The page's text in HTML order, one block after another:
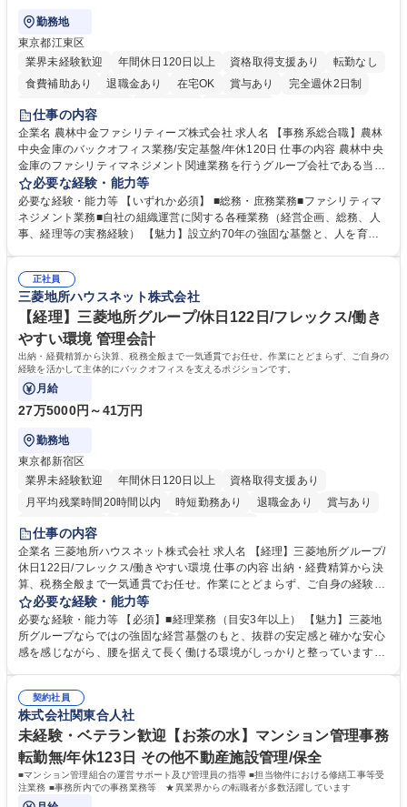
勤務地
東京都江東区
業界未経験歓迎
年間休日120日以上 資格取得支援あり
転勤なし
食費補助あり
退職金あり 在宅OK 賞与あり
完全週休2日制
インセンティブあり
仕事の内容
企業名 農林中金ファシリティーズ株式会社 求人名 【事務系総合職】農林
中央金庫のバックオフィス業務/安定基盤/年休120日 仕事の内容 農林中央
金庫のファシリティマネジメント関連業務を行うグループ会社である当社
にて、総務・庶務業務やファシリティマネジメントを行う事務系総合職を
募集いたします。 ■総務・庶務業務：外部委託先（外注先）や契約書の管
理、総務部門での管理業務、会計管理や決算業務、印刷物等の制作管理等
※親会社である農林中央金庫から受託した総務庶務業務 ■ファシリティマ
関する各種業務（経営企画、総務、人事、経理等） 募集職種 【事務系総
合職】農林中央金庫のバックオフィス業務/安定基盤/年休120日
必要な経験・能力等
必要な経験・能力等 【いずれか必須】 ■総務・庶務業務■ファシリティマ
ネジメント業務■自社の組織運営に関する各種業務（経営企画、総務、人
事、経理等の実務経験） 【魅力】設立約70年の強固な基盤と、人を育て
す。 また、業務がしっかりと基準化されており、中途入社でも質問しやす
く馴染みやすい和やかな社風です。さらに、簿記やファシリティマネジャ
ーなどの資格取得に向けた費用負担や報奨金制度が非常に手厚く、成長で
きる環境です。 学歴・資格 学歴：大学院 大学 高専 短大 語学力： 資格：
日商簿記検定2級
正社員
三菱地所ハウスネット株式会社
【経理】三菱地所グループ/休日122日/フレックス/働き
やすい環境 管理会計
出納・経費精算から決算、税務全般まで一気通貫でお任せ。作業にとどまらず、ご自身の
経験を活かして主体的にバックオフィスを支えるポジションです。
月給
27万5000円～41万円
勤務地
東京都新宿区
業界未経験歓迎
年間休日120日以上
資格取得支援あり
月平均残業時間20時間以内
時短勤務あり 退職金あり
賞与あり
完全週休2日制
仕事の内容
企業名 三菱地所ハウスネット株式会社 求人名 【経理】三菱地所グループ/
休日122日/フレックス/働きやすい環境 仕事の内容 出納・経費精算から決
算、税務全般まで一気通貫でお任せ。作業にとどまらず、ご自身の経験を
活かして主体的にバックオフィスを支えるポジションです。 経理業務全般
をお任せします。 ■出納業務（日々の入出金、経費精算業務） ■管理会
計・税務（月次実績資料作成、四半期決算、税務全般など） 募集職種
【経理】三菱地所グループ/休日122日/フレックス/働きやすい環境
必要な経験・能力等
必要な経験・能力等 【必須】■経理業務（目安3年以上） 【魅力】三菱地
所グループならではの強固な経営基盤のもと、抜群の安定感と確かな安心
感を感じながら、腰を据えて長く働ける環境がしっかりと整っています。
暇の取得はもちろん、日々のプライベートの時間も十分に確保できるよ
う、職場環境が整備されています。 「これまでの経理経験を活かしつつ、
仕事も私生活も両立させたい」という方におすすめです。 学歴・資格 学
歴：大学院 大学 高専 短大 専修学校 高校 語学力： 資格：日商簿記検定3
級
契約社員
株式会社関東合人社
未経験・ベテラン歓迎【お茶の水】マンション管理事務
転勤無/年休123日 その他不動産施設管理/保全
■マンション管理組合の運営サポート及び管理員の指導 ■担当物件における修繕工事等受
注業務 ■事務所内での事務業務等 ★異業界からの転職者が多数活躍しています